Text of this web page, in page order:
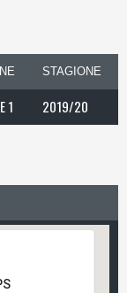
STAGIONE
1 2019/20